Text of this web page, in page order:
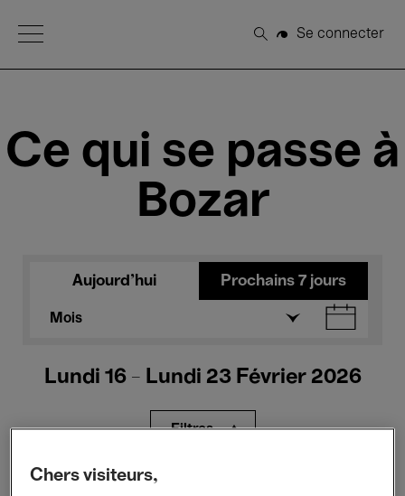
Open Menu
Rechercher
Se connecter
Ce qui se passe à
Bozar
Aujourd'hui Prochains 7 jours
Mois
Lundi 16 - Lundi 23 Février 2026
Filtres
Chers visiteurs,